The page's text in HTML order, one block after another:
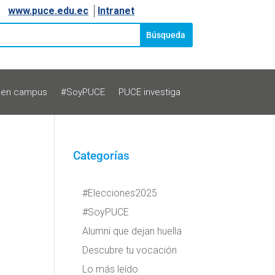
www.puce.edu.ec Intranet
campus #SoyPUCE PUCE investiga
Categorías
#Elecciones2025
#SoyPUCE
Alumni que dejan huella
Descubre tu vocación
Lo más leído